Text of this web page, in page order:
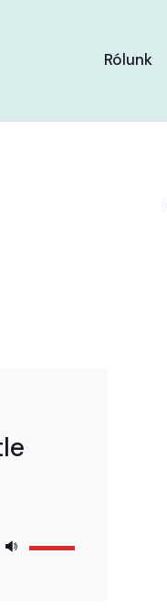
Rólunk